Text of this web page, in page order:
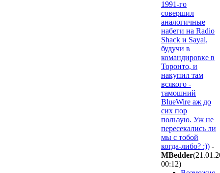
1991-го
совершил
аналогичные
набеги на Radio
Shack и Sayal,
будучи в
командировке в
Торонто, и
накупил там
всякого -
тамошний
BlueWire аж до
сих пор
пользую. Уж не
пересекались ли
мы с тобой
когда-либо? :)) -
MBedder
00:12)